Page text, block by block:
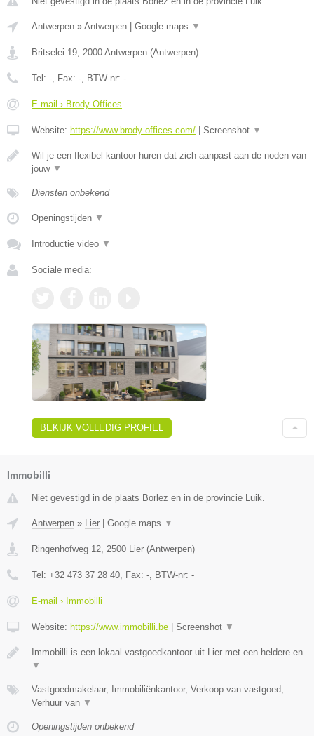
Antwerpen » Antwerpen Google maps ▼
Britselei 19, 2000 Antwerpen (Antwerpen)
Tel: -, Fax: -, BTW-nr: -
E-mail › Brody Offices
Website: https://www.brody-offices.com/ Screenshot ▼
Wil je een flexibel kantoor huren dat zich aanpast aan de noden van
jouw ▼
Diensten onbekend
Openingstijden ▼
Introductie video ▼
Sociale media:
BEKIJK VOLLEDIG PROFIEL
Immobilli
Niet gevestigd in de plaats Borlez en in de provincie Luik.
Antwerpen » Lier | Google maps ▼
Ringenhofweg 12 2500 Lier (Antwerpen)
Tel: +32 473 37 28 40 , Fax: - , BTW-nr: -
E-mail › Immobilli
Website: https://www.immobilli.be | Screenshot ▼
Immobilli is een lokaal vastgoedkantoor uit Lier met een heldere en
▼
Vastgoedmakelaar, Immobiliënkantoor, Verkoop van vastgoed,
Verhuur van ▼
Openingstijden onbekend